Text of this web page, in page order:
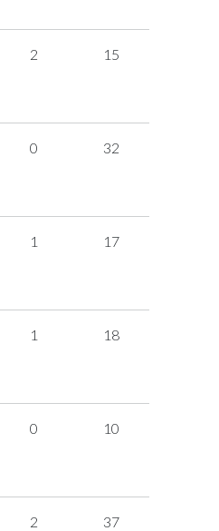
2 15
0 32
1 17
1 18
0 10
2 37